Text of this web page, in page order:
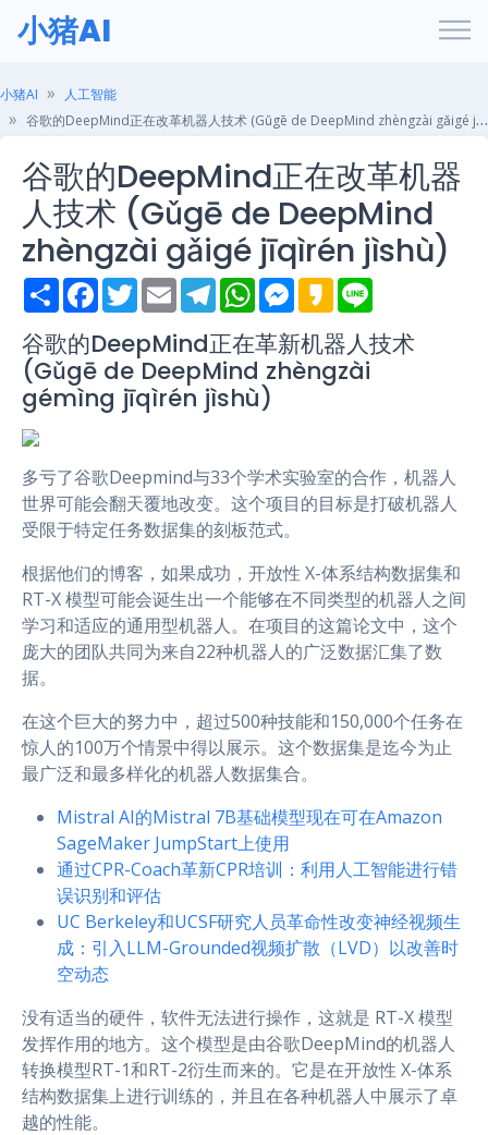
小猪AI
小猪AI
人工智能
谷歌的DeepMind正在改革机器人技术 (Gǔgē de DeepMind zhèngzài gǎigé jīqìrén jìshù)
谷歌的DeepMind正在改革机器
人技术 (Gǔgē de DeepMind
zhèngzài gǎigé jīqìrén jìshù)
S
h
r
e
F
a
e
b
o
o
k
T
w
t
t
e
r
E
m
i
l
T
e
e
g
r
a
m
W
h
t
s
A
p
p
M
e
s
e
n
K
a
a
o
e
谷歌的DeepMind正在革新机器人技术
(Gǔgē de DeepMind zhèngzài
gémìng jīqìrén jìshù)
多亏了谷歌Deepmind与33个学术实验室的合作，机器人
世界可能会翻天覆地改变。这个项目的目标是打破机器人
受限于特定任务数据集的刻板范式。
根据他们的博客，如果成功，开放性 X-体系结构数据集和
RT-X 模型可能会诞生出一个能够在不同类型的机器人之间
学习和适应的通用型机器人。在项目的这篇论文中，这个
庞大的团队共同为来自22种机器人的广泛数据汇集了数
据。
在这个巨大的努力中，超过500种技能和150,000个任务在
惊人的100万个情景中得以展示。这个数据集是迄今为止
最广泛和最多样化的机器人数据集合。
Mistral AI的Mistral 7B基础模型现在可在Amazon
SageMaker JumpStart上使用
通过CPR-Coach革新CPR培训：利用人工智能进行错
误识别和评估
UC Berkeley和UCSF研究人员革命性改变神经视频生
成：引入LLM-Grounded视频扩散（LVD）以改善时
空动态
没有适当的硬件，软件无法进行操作，这就是 RT-X 模型
发挥作用的地方。这个模型是由谷歌DeepMind的机器人
转换模型RT-1和RT-2衍生而来的。它是在开放性 X-体系
结构数据集上进行训练的，并且在各种机器人中展示了卓
越的性能。